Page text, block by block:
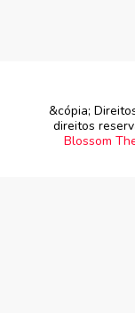
&cópia;
direitos
Blossom